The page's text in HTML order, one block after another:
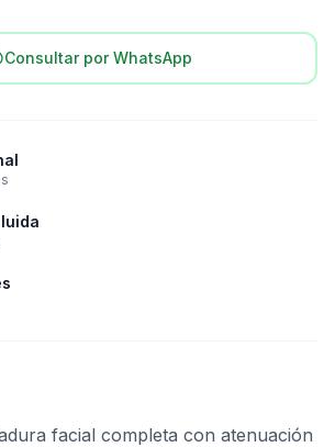
Consultar por WhatsApp
facial completa con atenuación